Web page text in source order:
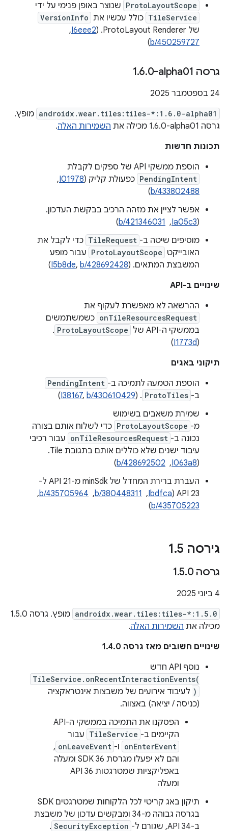
ProtoLayoutScope שנוצר באופן פנימי על ידי
TileService כולל עכשיו את VersionInfo
של ProtoLayout Renderer. ‫( I6eee2
, ‏
b/450259727
)
גרסה ‎1 .6.0-alpha01
‫24 בספטמבר 2025
androidx.wear.tiles:tiles-*:1.6.0-alpha01 מופץ.
גרסה ‎1.6.0-alpha01 מכילה את
השמירות האלה.
תכונות חדשות
הוספת ממשקי API של ספקים לקבלת
PendingIntent כפעולת קליק (I01978
, ‏
b/433802488
)
אפשר לציין את מזהה הרכיב בבקשת העדכון.
‫(
Ia05c3
, ‏
b/421346031
)
מוסיפים שיטה ב- TileRequest כדי לקבל את
האובייקט ProtoLayoutScope עבור מופע
המשבצת המתאים. (
I5b8de, b/428692428
)
שינויים ב-API
ההרשאה לא מאפשרת לעקוף את
onTileResourcesRequest כשמשתמשים
בממשקי ה-API של
ProtoLayoutScope
.
(
I1773d
)
תיקוני באגים
הוספת הטמעה לתמיכה ב- PendingIntent
ב- ProtoTiles
. (
I38167, b/430610429
)
שמירת משאבים בשימוש
מ- ProtoLayoutScope כדי לשלוח אותם בצורה
נכונה ב- onTileResourcesRequest עבור רכיבי
עיבוד ישנים שלא כוללים אותם בתגובת Tile.
‫(
I063a8
, ‏
b/428692502
)
העברת ברירת המחדל של minSdk מ-API 21 ל-
API 23 (
Ibdfca
, ‏
b/380448311
, ‏
b/435705964
, ‏
b/435705223
)
גירסה 1 .5
גרסה 1 .5.0
‫4 ביוני 2025
androidx.wear.tiles:tiles-*:1.5.0
מופץ. גרסה 1.5.0
מכילה את השמירות האלה.
שינויים חשובים מאז גרסה 1.4.0
נוסף API חדש
TileService.onRecentInteractionEvents(
) לעיבוד אירועים של משבצות אינטראקציה
(כניסה / יציאה) באצווה.
הפסקנו את התמיכה בממשקי ה-API
הקיימים ב- TileService עבור
onEnterEvent ו- onLeaveEvent
,
והם לא יפעלו מגרסת SDK 36 ומעלה
באפליקציות שמטרגטות API 36
ומעלה
תיקון באג קריטי לכל הלקוחות שמטרגטים SDK
בגרסה גבוהה מ-34 ומבקשים עדכון של משבצת
ב-API 34, שגורם ל-
SecurityException
.